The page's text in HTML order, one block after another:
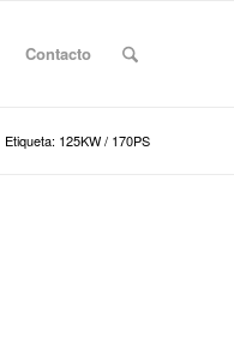
Contacto
Etiqueta: 125KW / 170PS